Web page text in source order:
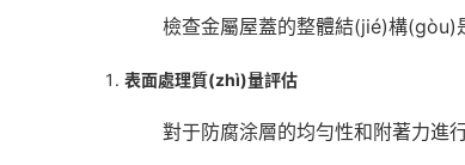
檢查金屬屋蓋的整體結(jié)構(gòu)
表面處理質(zhì)量評估
對于防腐涂層的均勻性和附著力進